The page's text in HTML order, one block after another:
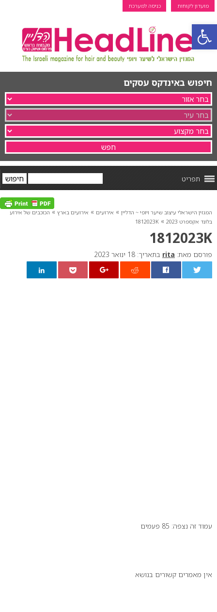
פתח סרגל נגישות
מועדון לקוחות כניסה למערכת
חיפוש באינדקס עסקים
תפריט
המגזין הישראלי עיצוב שיער ויופי ~ הדליין » אירועים » אירועים בארץ »הכוכבים של אירוע
בלונד אקספרט 2023
»
1812023K
1812023K
פורסם מאת: rita בתאריך: 18 ינואר 2023
עמוד זה נצפה: 85 פעמים
אין מאמרים קשורים בנושא